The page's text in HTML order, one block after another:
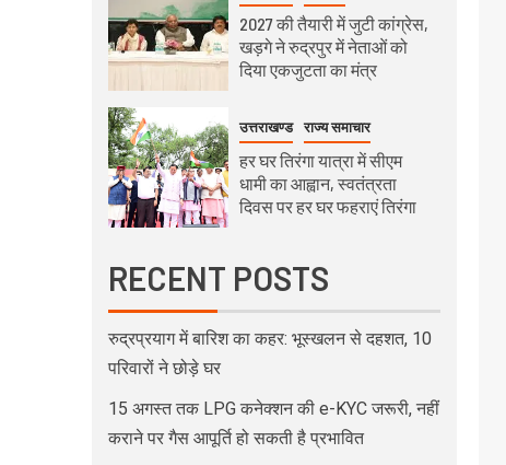
2027 की तैयारी में जुटी कांग्रेस,
खड़गे ने रुद्रपुर में नेताओं को
दिया एकजुटता का मंत्र
उत्तराखण्ड राज्य समाचार
हर घर तिरंगा यात्रा में सीएम
धामी का आह्वान, स्वतंत्रता
दिवस पर हर घर फहराएं तिरंगा
RECENT POSTS
रुद्रप्रयाग में बारिश का कहर: भूस्खलन से दहशत, 10
परिवारों ने छोड़े घर
15 अगस्त तक LPG कनेक्शन की e-KYC जरूरी, नहीं
कराने पर गैस आपूर्ति हो सकती है प्रभावित